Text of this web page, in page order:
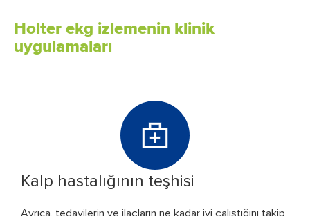
Holter ekg izlemenin klinik
uygulamaları
Kalp hastalığının teşhisi
Ayrıca, tedavilerin ve ilaçların ne kadar iyi çalıştığını takip